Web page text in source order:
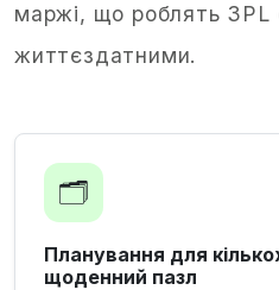
маржі, що роблять 3PL
життєздатними.
🗂️
Планування для
щоденний пазл